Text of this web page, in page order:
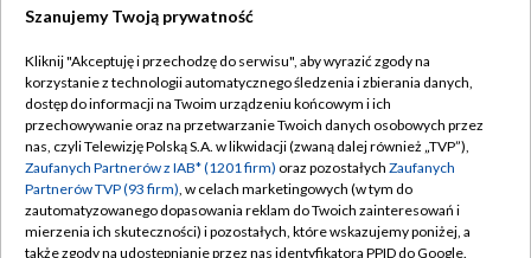
TVP
Abonament TVP
Emisja w TVP
Centrum informacji TVP
Naziemna Telewizja Cyfrowa
Regulamin TVP
Polityka prywatności
Moje zgody
Pomoc
Szanujemy Twoją prywatność
Kliknij "Akceptuję i przechodzę do serwisu", aby wyrazić zgody na
korzystanie z technologii automatycznego śledzenia i zbierania danych,
dostęp do informacji na Twoim urządzeniu końcowym i ich
przechowywanie oraz na przetwarzanie Twoich danych osobowych przez
nas, czyli Telewizję Polską S.A. w likwidacji (zwaną dalej również „TVP”),
Zaufanych Partnerów z IAB* (1201 firm) oraz pozostałych Zaufanych
Partnerów TVP (93 firm), w celach marketingowych (w tym do
zautomatyzowanego dopasowania reklam do Twoich zainteresowań i
mierzenia ich skuteczności) i pozostałych, które wskazujemy poniżej, a
także zgody na udostępnianie przez nas identyfikatora PPID do Google.